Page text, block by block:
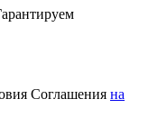
Соглашения на